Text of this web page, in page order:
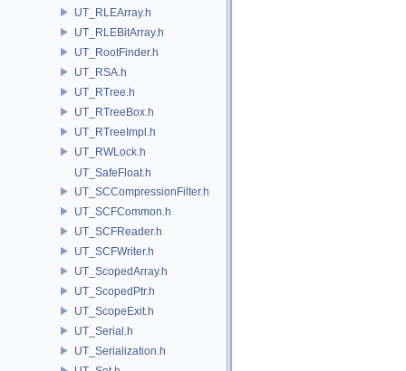
UT_RLEArray.h
UT_RLEBitArray.h
UT_RootFinder.h
UT_RSA.h
UT_RTree.h
UT_RTreeBox.h
UT_RTreeImpl.h
UT_RWLock.h
UT_SafeFloat.h
UT_SCCompressionFilter.h
UT_SCFCommon.h
UT_SCFReader.h
UT_SCFWriter.h
UT_ScopedArray.h
UT_ScopedPtr.h
UT_ScopeExit.h
UT_Serial.h
UT_Serialization.h